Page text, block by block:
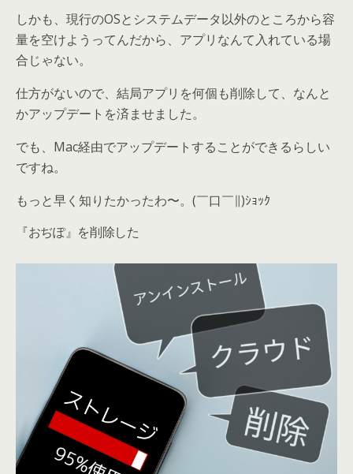
しかも、現行のOSとシステムデータ以外のところから容
量を空けようってんだから、アプリなんて入れている場
合じゃない。
仕方がないので、結局アプリを何個も削除して、なんと
かアップデートを済ませました。
でも、Mac経由でアップデートすることができるらしい
ですね。
もっと早く知りたかったわ〜。 (￣口￣∥)ｼｮｯｸ
『おぢぽ』を削除した